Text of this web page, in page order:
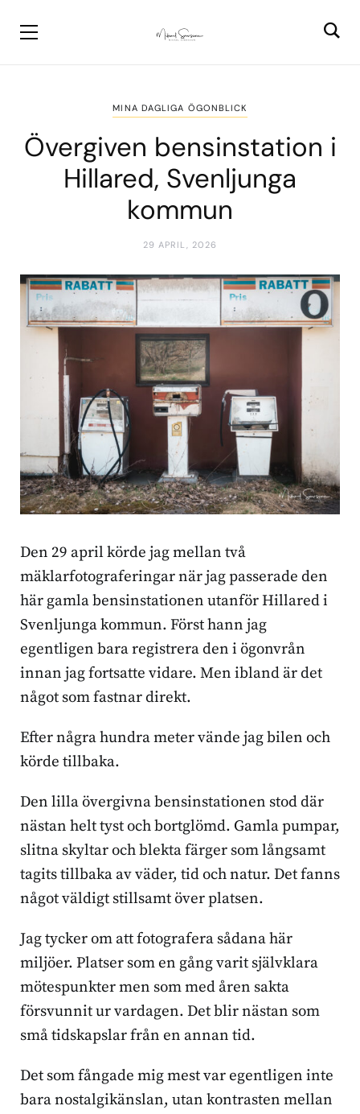
MINA DAGLIGA ÖGONBLICK
Övergiven bensinstation i
Hillared, Svenljunga
kommun
29 APRIL, 2026
Den 29 april körde jag mellan två
mäklarfotograferingar när jag passerade den
här gamla bensinstationen utanför Hillared i
Svenljunga kommun. Först hann jag
egentligen bara registrera den i ögonvrån
innan jag fortsatte vidare. Men ibland är det
något som fastnar direkt.
Efter några hundra meter vände jag bilen och
körde tillbaka.
Den lilla övergivna bensinstationen stod där
nästan helt tyst och bortglömd. Gamla pumpar,
slitna skyltar och blekta färger som långsamt
tagits tillbaka av väder, tid och natur. Det fanns
något väldigt stillsamt över platsen.
Jag tycker om att fotografera sådana här
miljöer. Platser som en gång varit självklara
mötespunkter men som med åren sakta
försvunnit ur vardagen. Det blir nästan som
små tidskapslar från en annan tid.
Det som fångade mig mest var egentligen inte
bara nostalgikänslan, utan kontrasten mellan